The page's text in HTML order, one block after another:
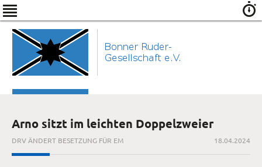
Arno sitzt im leichten Doppelzweier
DRV ÄNDERT BESETZUNG FÜR EM 18.04.2024